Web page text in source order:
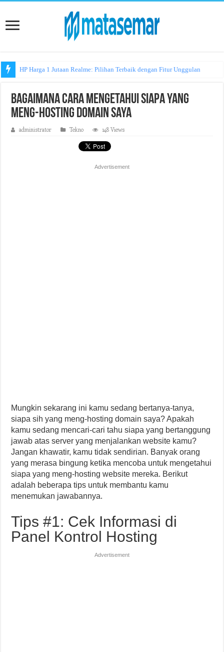
HP Harga 1 Jutaan Realme: Pilihan Terbaik dengan Fitur Unggulan
Bagaimana Cara Mengetahui Siapa yang
Meng-hosting Domain Saya
administrator Tekno 148 Views
Advertisement
Mungkin sekarang ini kamu sedang bertanya-tanya,
siapa sih yang meng-hosting domain saya? Apakah
kamu sedang mencari-cari tahu siapa yang bertanggung
jawab atas server yang menjalankan website kamu?
Jangan khawatir, kamu tidak sendirian. Banyak orang
yang merasa bingung ketika mencoba untuk mengetahui
siapa yang meng-hosting website mereka. Berikut
adalah beberapa tips untuk membantu kamu
menemukan jawabannya.
Tips #1: Cek Informasi di
Panel Kontrol Hosting
Advertisement